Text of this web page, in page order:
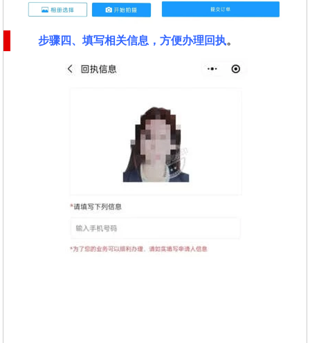
步骤四、填写相关信息，方便办理回执。